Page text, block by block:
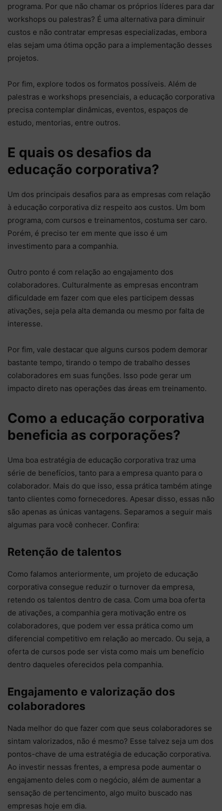
programa. Por que não chamar os próprios líderes para dar
workshops ou palestras? É uma alternativa para diminuir
custos e não contratar empresas especializadas, embora
elas sejam uma ótima opção para a implementação desses
projetos.
Por fim, explore todos os formatos possíveis. Além de
palestras e workshops presenciais, a educação corporativa
precisa contemplar dinâmicas, eventos, espaços de
estudo, mentorias, entre outros.
E quais os desafios da
educação corporativa?
Um dos principais desafios para as empresas com relação
à educação corporativa diz respeito aos custos. Um bom
programa, com cursos e treinamentos, costuma ser caro.
Porém, é preciso ter em mente que isso é um
investimento para a companhia.
Outro ponto é com relação ao engajamento dos
colaboradores. Culturalmente as empresas encontram
dificuldade em fazer com que eles participem dessas
ativações, seja pela alta demanda ou mesmo por falta de
interesse.
Por fim, vale destacar que alguns cursos podem demorar
bastante tempo, tirando o tempo de trabalho desses
colaboradores em suas funções. Isso pode gerar um
impacto direto nas operações das áreas em treinamento.
Como a educação corporativa
beneficia as corporações?
Uma boa estratégia de educação corporativa traz uma
série de benefícios, tanto para a empresa quanto para o
colaborador. Mais do que isso, essa prática também atinge
tanto clientes como fornecedores. Apesar disso, essas não
são apenas as únicas vantagens. Separamos a seguir mais
algumas para você conhecer. Confira:
Retenção de talentos
Como falamos anteriormente, um projeto de educação
corporativa consegue reduzir o turnover da empresa,
retendo os talentos dentro de casa. Com uma boa oferta
de ativações, a companhia gera motivação entre os
colaboradores, que podem ver essa prática como um
diferencial competitivo em relação ao mercado. Ou seja, a
oferta de cursos pode ser vista como mais um benefício
dentro daqueles oferecidos pela companhia.
Engajamento e valorização dos
colaboradores
Nada melhor do que fazer com que seus colaboradores se
sintam valorizados, não é mesmo? Esse talvez seja um dos
pontos-chave de uma estratégia de educação corporativa.
Ao investir nessas frentes, a empresa pode aumentar o
engajamento deles com o negócio, além de aumentar a
sensação de pertencimento, algo muito buscado nas
empresas hoje em dia.